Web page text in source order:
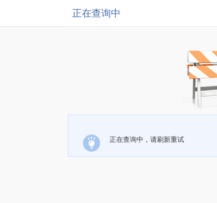
正在查询中
正在查询中，请刷新重试